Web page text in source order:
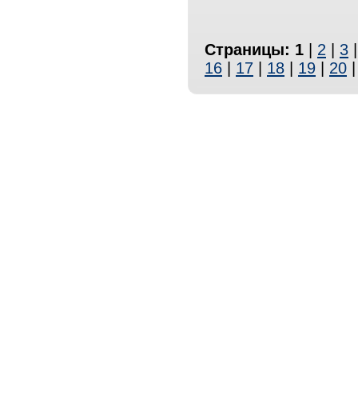
Страницы: 1 2 3
16
17 18 19 20